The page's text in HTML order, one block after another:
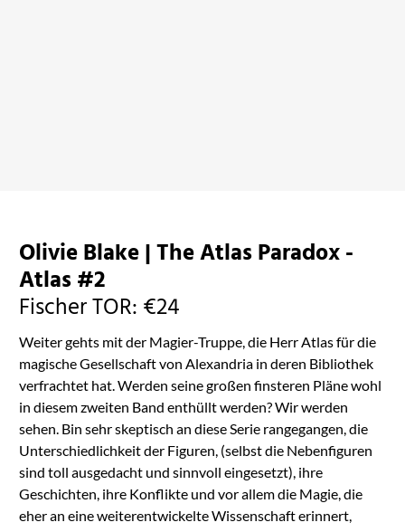
Olivie Blake | The Atlas Paradox -
Atlas #2
Fischer TOR: €24
Weiter gehts mit der Magier-Truppe, die Herr Atlas für die
magische Gesellschaft von Alexandria in deren Bibliothek
verfrachtet hat. Werden seine großen finsteren Pläne wohl
in diesem zweiten Band enthüllt werden? Wir werden
sehen. Bin sehr skeptisch an diese Serie rangegangen, die
Unterschiedlichkeit der Figuren, (selbst die Nebenfiguren
sind toll ausgedacht und sinnvoll eingesetzt), ihre
Geschichten, ihre Konflikte und vor allem die Magie, die
eher an eine weiterentwickelte Wissenschaft erinnert,